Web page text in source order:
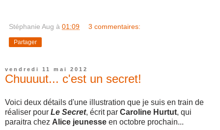
Stéphanie Aug à 01:09 3 commentaires:
Partager
vendredi 11 mai 2012
Chuuuut... c'est un secret!
Voici deux détails d'une illustration que je suis en train de
réaliser pour Le Secret, écrit par Caroline Hurtut, qui
paraitra chez Alice jeunesse en octobre prochain...